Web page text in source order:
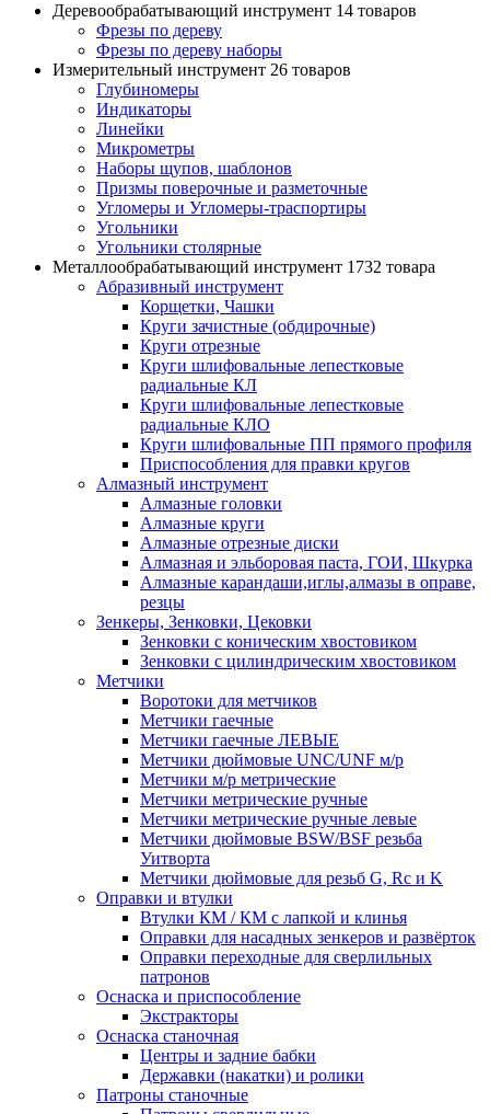
Деревообрабатывающий инструмент 14 товаров
Фрезы по дереву
Фрезы по дереву наборы
Измерительный инструмент 26 товаров
Глубиномеры
Индикаторы
Линейки
Микрометры
Наборы щупов, шаблонов
Призмы поверочные и разметочные
Угломеры и Угломеры-траспортиры
Угольники
Угольники столярные
Металлообрабатывающий инструмент 1732 товара
Абразивный инструмент
Корщетки, Чашки
Круги зачистные (обдирочные)
Круги отрезные
Круги шлифовальные лепестковые
радиальные КЛ
Круги шлифовальные лепестковые
радиальные КЛО
Круги шлифовальные ПП прямого профиля
Приспособления для правки кругов
Алмазный инструмент
Алмазные головки
Алмазные круги
Алмазные отрезные диски
Алмазная и эльборовая паста, ГОИ, Шкурка
Алмазные карандаши,иглы,алмазы в оправе,
резцы
Зенкеры, Зенковки, Цековки
Зенковки с коническим хвостовиком
Зенковки с цилиндрическим хвостовиком
Метчики
Воротоки для метчиков
Метчики гаечные
Метчики гаечные ЛЕВЫЕ
Метчики дюймовые UNC/UNF м/р
Метчики м/р метрические
Метчики метрические ручные
Метчики метрические ручные левые
Метчики дюймовые BSW/BSF резьба
Уитворта
Метчики дюймовые для резьб G, Rc и K
Оправки и втулки
Втулки КМ / КМ с лапкой и клинья
Оправки для насадных зенкеров и развёрток
Оправки переходные для сверлильных
патронов
Оснаска и приспособление
Экстракторы
Оснаска станочная
Центры и задние бабки
Державки (накатки) и ролики
Патроны станочные